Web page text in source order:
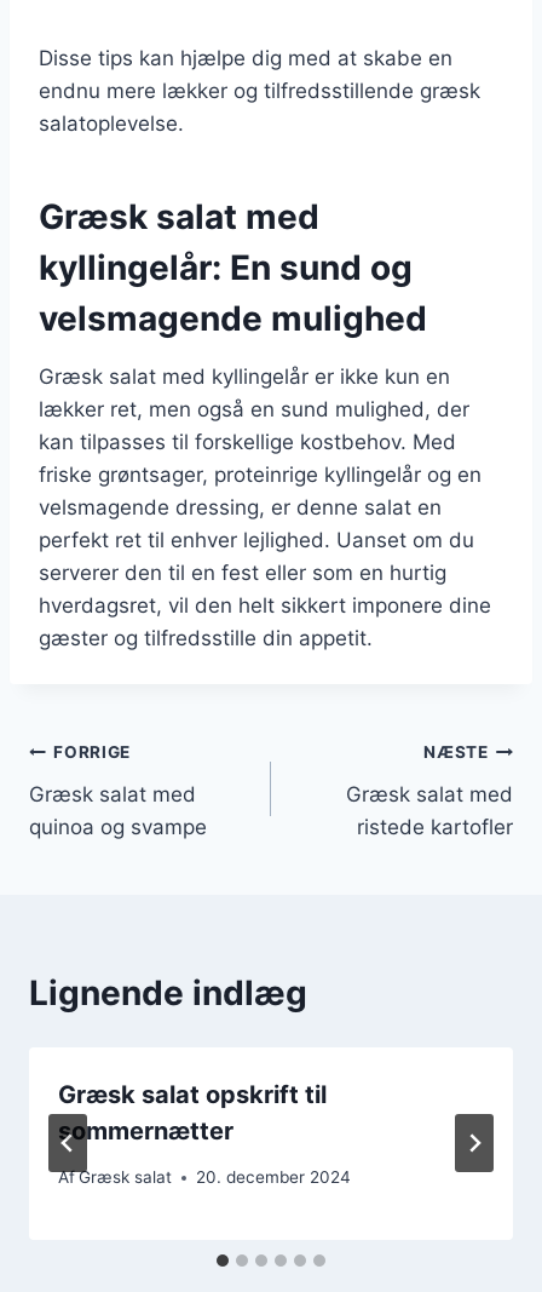
Disse tips kan hjælpe dig med at skabe en
endnu mere lækker og tilfredsstillende græsk
salatoplevelse.
Græsk salat med
kyllingelår: En sund og
velsmagende mulighed
Græsk salat med kyllingelår er ikke kun en
lækker ret, men også en sund mulighed, der
kan tilpasses til forskellige kostbehov. Med
friske grøntsager, proteinrige kyllingelår og en
velsmagende dressing, er denne salat en
perfekt ret til enhver lejlighed. Uanset om du
serverer den til en fest eller som en hurtig
hverdagsret, vil den helt sikkert imponere dine
gæster og tilfredsstille din appetit.
Indlægsnavigation
FORRIGE
Græsk salat med
quinoa og svampe
NÆSTE
Græsk salat med
ristede kartofler
Lignende indlæg
Græsk salat opskrift til
sommernætter
AfGræsk salat 20. december 2024